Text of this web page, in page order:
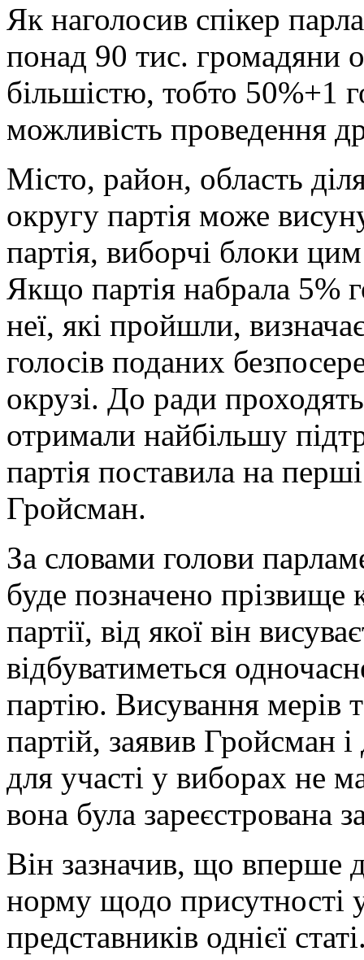
Як наголосив спікер
понад 90 тис. громадяни
більшістю, тобто 50%+1
можливість проведення
Місто, район, область
округу партія може
партія, виборчі блоки
Якщо партія набрала 5%
неї, які пройшли,
голосів поданих
окрузі. До ради проходять
отримали найбільшу
партія поставила на
Гройсман.
За словами голови
буде позначено прізвище
партії, від якої він
відбуватиметься
партію. Висування мерів
партій, заявив Гройсман і
для участі у виборах не
вона була зареєстрована
Він зазначив, що вперше
норму щодо присутності
представників однієї